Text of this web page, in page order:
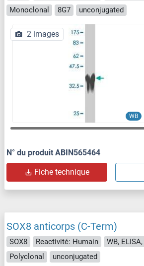
Monoclonal
8G7 unconjugated
WB
2 images
N° du produit ABIN565464
Fiche technique
SOX8 anticorps (C-Term)
SOX8 Reactivité: Humain WB,
Polyclonal
unconjugated